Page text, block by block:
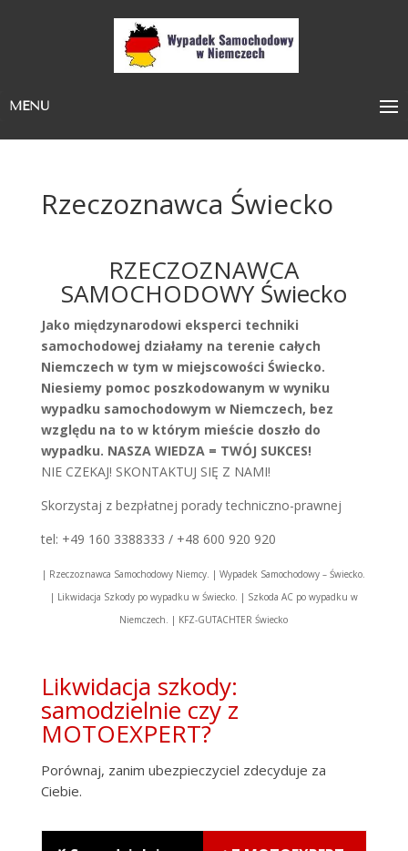
MENU
Rzeczoznawca Świecko
RZECZOZNAWCA
SAMOCHODOWY Świecko
Jako międzynarodowi eksperci techniki
samochodowej działamy na terenie całych
Niemczech w tym w miejscowości Świecko.
Niesiemy pomoc poszkodowanym w wyniku
wypadku samochodowym w Niemczech, bez
względu na to w którym mieście doszło do
wypadku. NASZA WIEDZA = TWÓJ SUKCES!
NIE CZEKAJ! SKONTAKTUJ SIĘ Z NAMI!
Skorzystaj z bezpłatnej porady techniczno-prawnej
tel: +49 160 3388333 / +48 600 920 920
| Rzeczoznawca Samochodowy Niemcy. | Wypadek Samochodowy – Świecko.
| Likwidacja Szkody po wypadku w Świecko. | Szkoda AC po wypadku w
Niemczech. | KFZ-GUTACHTER Świecko
Likwidacja szkody:
samodzielnie czy z
MOTOEXPERT?
Porównaj, zanim ubezpieczyciel zdecyduje za
Ciebie.